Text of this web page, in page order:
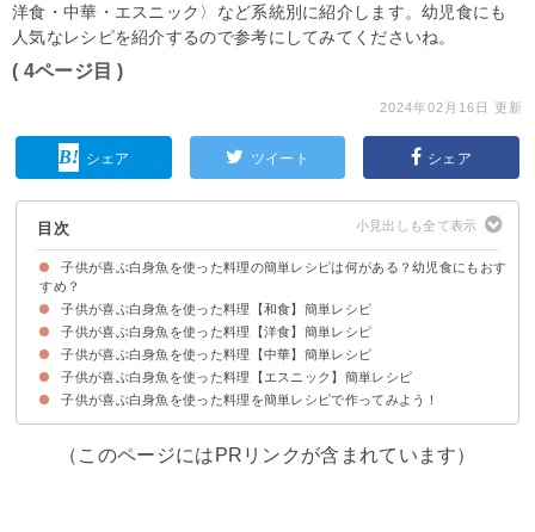
洋食・中華・エスニック〉など系統別に紹介します。幼児食にも
人気なレシピを紹介するので参考にしてみてくださいね。
( 4ページ目 )
2024年02月16日 更新
シェア ツイート シェア
目次
子供が喜ぶ白身魚を使った料理の簡単レシピは何がある？幼児食にもおす
すめ？
子供が喜ぶ白身魚を使った料理【和食】簡単レシピ
①白身魚の梅肉和え
②カレイのみぞれ煮
③白身魚の煮付け
④たらと鮭の味噌マヨホイル焼き
⑤たらの唐揚げ柚子あんかけ
子供が喜ぶ白身魚を使った料理【洋食】簡単レシピ
①白身魚のアヒージョ
②白身魚のカレーフリット
③鮭とほうれん草のグラタン
④保育園でも人気の鮭のオーロラソース和え
⑤洋風春巻き
⑥鮭のムニエル
子供が喜ぶ白身魚を使った料理【中華】簡単レシピ
①白身魚の中華蒸し
②鮭の中華風ケチャップ炒め
③鯛の中華サラダ
子供が喜ぶ白身魚を使った料理【エスニック】簡単レシピ
①白身魚のエスニック唐揚げ
②鯛のレモン蒸しエスニック風
③鯛のココナッツカレー
子供が喜ぶ白身魚を使った料理を簡単レシピで作ってみよう！
（このページにはPRリンクが含まれています）